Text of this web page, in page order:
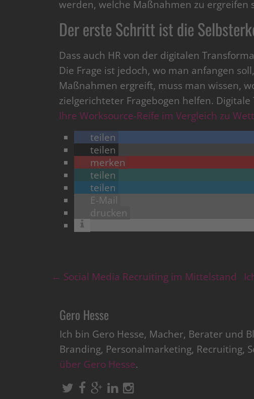
werden, welche Maßnahmen zu ergreifen
Der erste Schritt ist die
Dass auch HR von der digitalen
Die Frage ist jedoch, wo man anfangen
Maßnahmen ergreift, muss man wissen,
zielgerichteter Fragebogen helfen.
Ihre Worksource-Reife im Vergleich zu
teilen
teilen
merken
teilen
teilen
E-Mail
drucken
← Social Media Recruiting im Mittelstand
Gero Hesse
Ich bin Gero Hesse, Macher, Berater und
Branding, Personalmarketing, Recruiting,
über Gero Hesse.